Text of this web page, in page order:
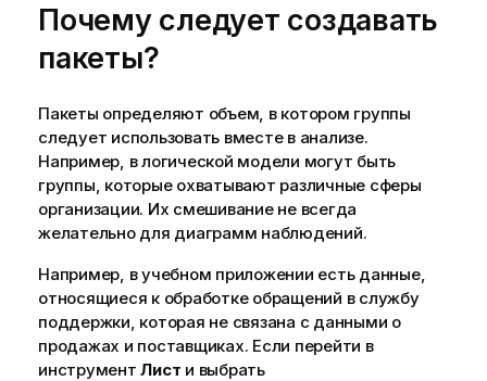
Почему следует создавать
пакеты?
Пакеты определяют объем, в котором группы
следует использовать вместе в анализе.
Например, в логической модели могут быть
группы, которые охватывают различные сферы
организации. Их смешивание не всегда
желательно для диаграмм наблюдений.
Например, в учебном приложении есть данные,
относящиеся к обработке обращений в службу
поддержки, которая не связана с данными о
продажах и поставщиках. Если перейти в
инструментЛист и выбрать